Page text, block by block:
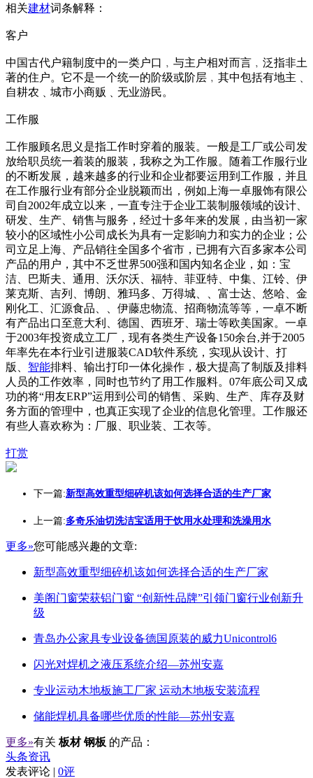
相关建材词条解释：
客户
中国古代户籍制度中的一类户口﹐与主户相对而言﹐泛指非土
著的住户。它不是一个统一的阶级或阶层﹐其中包括有地主﹑
自耕农﹑城市小商贩﹑无业游民。
工作服
工作服顾名思义是指工作时穿着的服装。一般是工厂或公司发
放给职员统一着装的服装，我称之为工作服。随着工作服行业
的不断发展，越来越多的行业和企业都要运用到工作服，并且
在工作服行业有部分企业脱颖而出，例如上海一卓服饰有限公
司自2002年成立以来，一直专注于企业工装制服领域的设计、
研发、生产、销售与服务，经过十多年来的发展，由当初一家
较小的区域性小公司成长为具有一定影响力和实力的企业；公
司立足上海、产品销往全国多个省市，已拥有六百多家本公司
产品的用户，其中不乏世界500强和国内知名企业，如：宝
洁、巴斯夫、通用、沃尔沃、福特、菲亚特、中集、江铃、伊
莱克斯、吉列、博朗、雅玛多、万得城、、富士达、悠哈、金
刚化工、汇源食品、、伊藤忠物流、招商物流等等，一卓不断
有产品出口至意大利、德国、西班牙、瑞士等欧美国家。一卓
于2003年投资成立工厂，现有各类生产设备150余台,并于2005
年率先在本行业引进服装CAD软件系统，实现从设计、打
版、 智能排料、输出打印一体化操作，极大提高了制版及排料
人员的工作效率，同时也节约了用工作服料。07年底公司又成
功的将“用友ERP”运用到公司的销售、采购、生产、库存及财
务方面的管理中，也真正实现了企业的信息化管理。工作服还
有些人喜欢称为：厂服、职业装、工衣等。
打赏
下一篇:新型高效重型细碎机该如何选择合适的生产厂家
上一篇:多奇乐油切洗洁宝适用于饮用水处理和洗澡用水
更多»您可能感兴趣的文章:
新型高效重型细碎机该如何选择合适的生产厂家
美阁门窗荣获铝门窗 “创新性品牌”引领门窗行业创新升
级
青岛办公家具专业设备德国原装的威力Unicontrol6
闪光对焊机之液压系统介绍—苏州安嘉
专业运动木地板施工厂家 运动木地板安装流程
储能焊机具备哪些优质的性能—苏州安嘉
更多»有关 板材 钢板 的产品：
头条资讯
发表评论 | 0评